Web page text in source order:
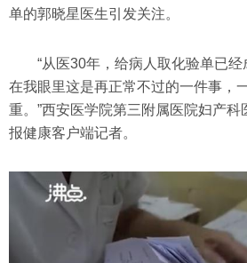
单的郭晓星医生引发关注。
“从医30年，给病人取化验单已经
在我眼里这是再正常不过的一件事，
重。”西安医学院第三附属医院妇产科
报健康客户端记者。